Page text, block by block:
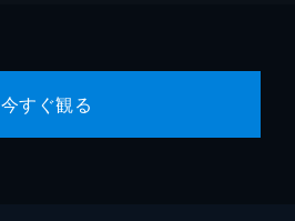
今すぐ観る